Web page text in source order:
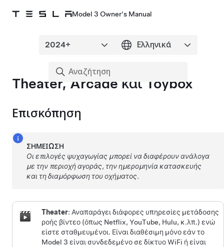
Model 3 Owner's Manual
Theater, Arcade και Toybox
Επισκόπηση
ΣΗΜΕΊΩΣΗ
Οι επιλογές ψυχαγωγίας μπορεί να διαφέρουν ανάλογα
με την περιοχή αγοράς, την ημερομηνία κατασκευής
και τη διαμόρφωση του οχήματος.
Theater: Αναπαράγει διάφορες υπηρεσίες μετάδοσης
ροής βίντεο (όπως Netflix, YouTube, Hulu, κ.λπ.) ενώ
είστε σταθμευμένοι. Είναι διαθέσιμη μόνο εάν το
Model 3 είναι συνδεδεμένο σε δίκτυο WiFi ή είναι